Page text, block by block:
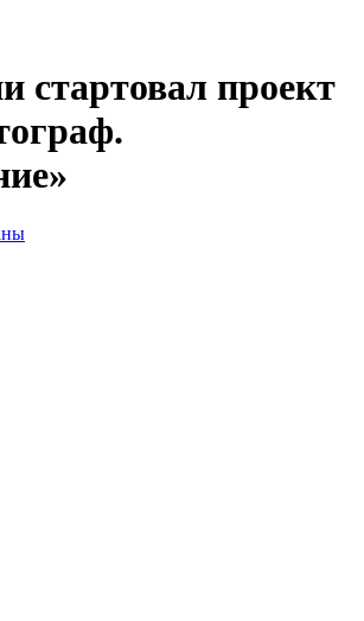
стартовал проект